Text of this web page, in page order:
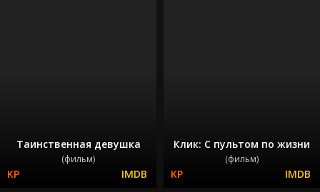
Таинственная девушка
(фильм)
Клик: С пультом по жизни
(фильм)